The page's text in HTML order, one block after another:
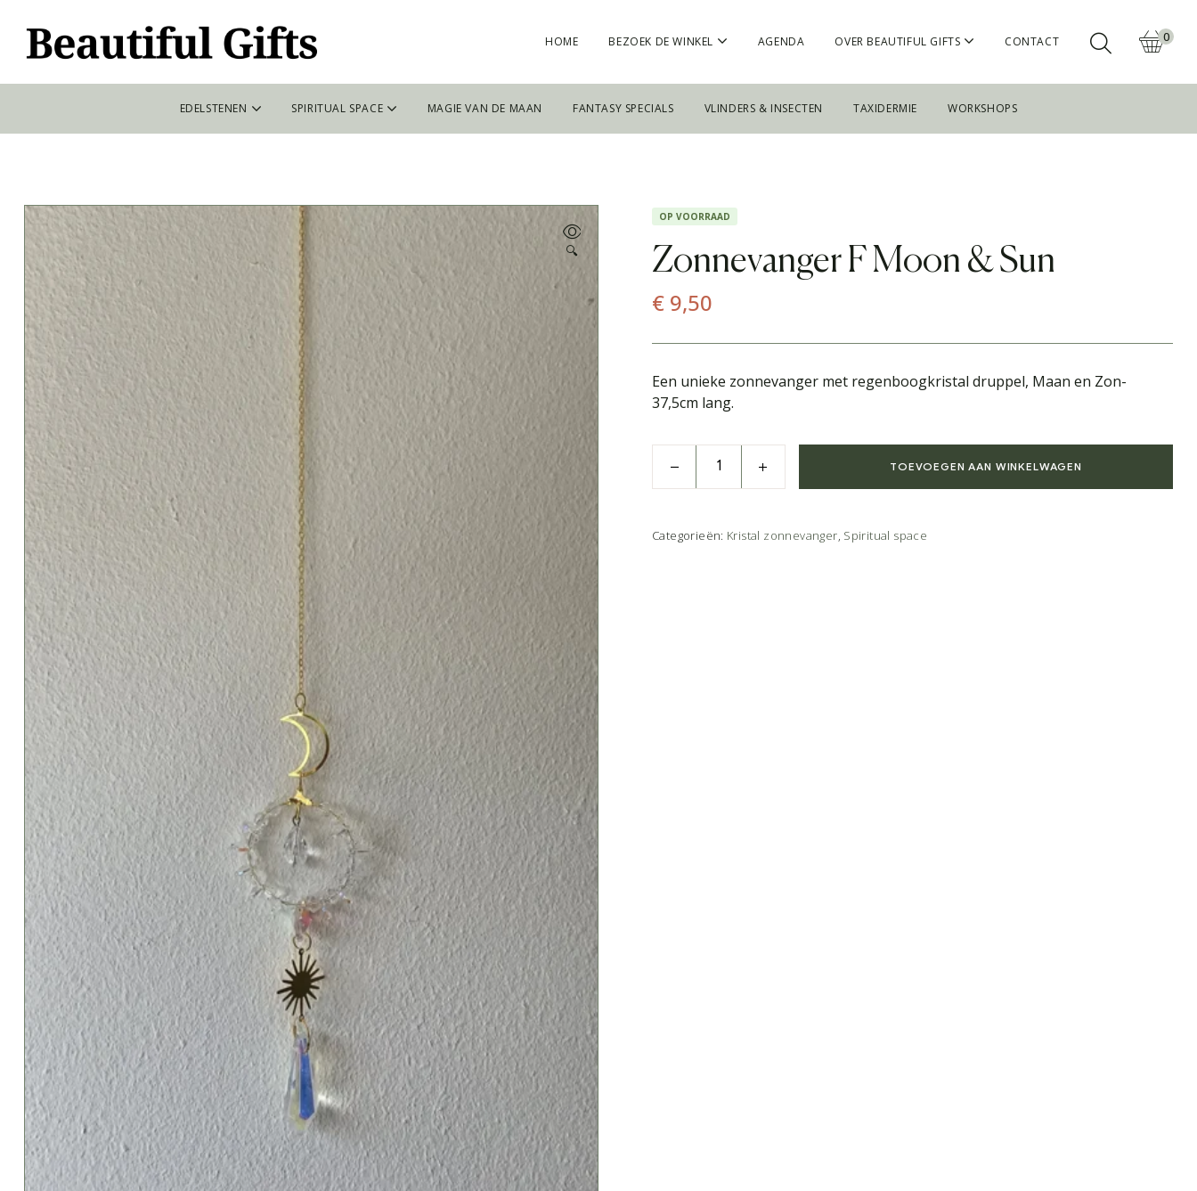
HOME BEZOEK DE WINKEL AGENDA OVER BEAUTIFUL GIFTS CONTACT 0
EDELSTENEN SPIRITUAL SPACE MAGIE VAN DE MAAN FANTASY SPECIALS VLINDERS & INSECTEN TAXIDERMIE WORKSHOPS
🔍
OP VOORRAAD
Zonnevanger F Moon & Sun
€ 9,50
Een unieke zonnevanger met regenboogkristal druppel, Maan en Zon-
37,5cm lang.
TOEVOEGEN AAN WINKELWAGEN
Categorieën: Kristal zonnevanger Spiritual space